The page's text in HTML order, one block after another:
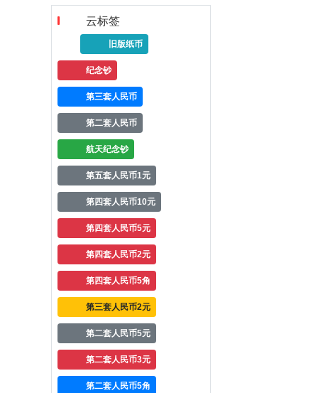
云标签
旧版纸币
纪念钞
第三套人民币
第二套人民币
航天纪念钞
第五套人民币1元
第四套人民币10元
第四套人民币5元
第四套人民币2元
第四套人民币5角
第三套人民币2元
第二套人民币5元
第二套人民币3元
第二套人民币5角